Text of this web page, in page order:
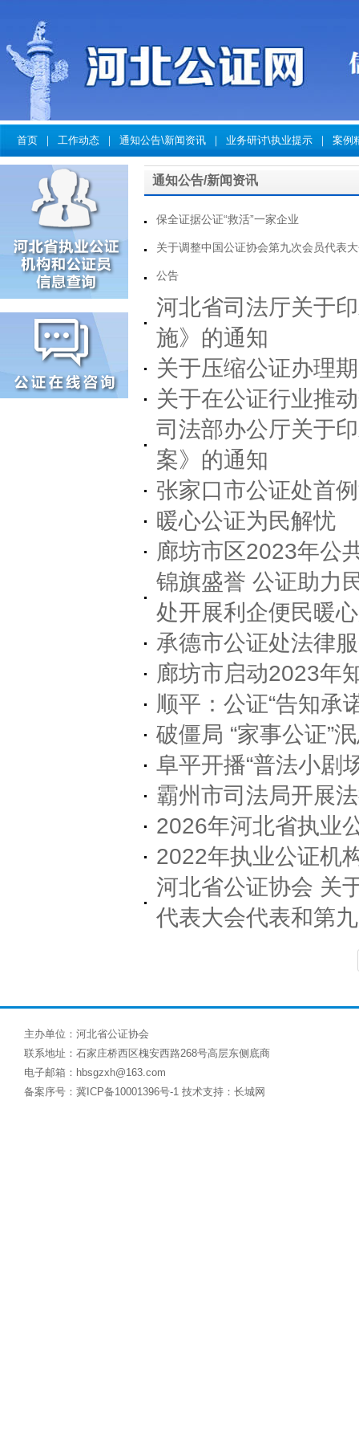
首页 ｜ 工作动态 ｜ 通知公告\新闻资讯 ｜ 业务研讨\执业提示 ｜ 案例
通知公告/新闻资讯
保全证据公证“救活”一家企业
关于调整中国公证协会第九次会员代表
公告
河北省司法厅关于
施》的通知
关于压缩公证办理
关于在公证行业推
司法部办公厅关于
案》的通知
张家口市公证处首
暖心公证为民解忧
廊坊市区2023年公
锦旗盛誉 公证助力
处开展利企便民暖
承德市公证处法律
廊坊市启动2023年
顺平：公证“告知承
破僵局 “家事公证”
阜平开播“普法小剧
霸州市司法局开展
2026年河北省执业
2022年执业公证机
河北省公证协会 关
代表大会代表和第
主办单位：河北省公证协会
联系地址：石家庄桥西区槐安西路268号高层东侧底商
电子邮箱：hbsgzxh@163.com
备案序号： 冀ICP备10001396号-1 技术支持：长城网